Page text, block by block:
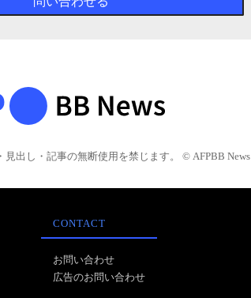
見出し・記事の無断使用を禁じます。 © AFPBB News
CONTACT
お問い合わせ
広告のお問い合わせ